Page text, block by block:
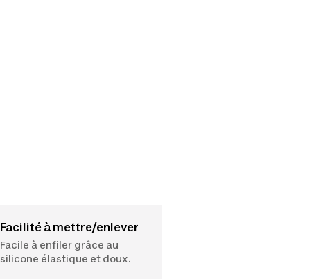
Facilité à mettre/enlever
Facile à enfiler grâce au
silicone élastique et doux.